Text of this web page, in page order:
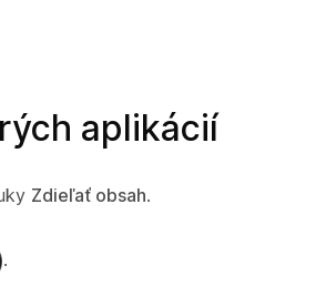
aplikácií
Zdieľať obsah.
.